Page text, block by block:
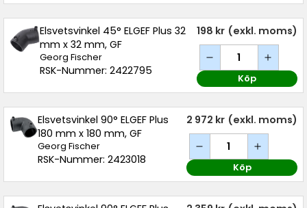
Elsvetsvinkel 45° ELGEF Plus 32
mm x 32 mm, GF
Georg Fischer
RSK-Nummer: 2422795
198 kr (exkl. moms)
Köp
Elsvetsvinkel 90° ELGEF Plus
180 mm x 180 mm, GF
Georg Fischer
RSK-Nummer: 2423018
2 972 kr (exkl. moms)
Köp